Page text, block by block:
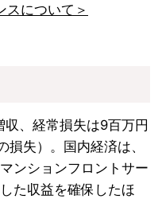
スについて＞
、経常損失は9百万円
損失）。国内経済は、
ンションフロントサー
た収益を確保したほ